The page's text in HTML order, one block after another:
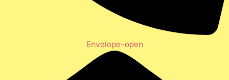
Envelope-open